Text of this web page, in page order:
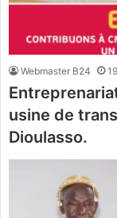
Webmaster B24
usine de
Dioulasso.